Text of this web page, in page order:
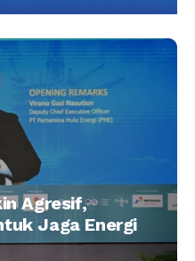
Agresif,
Jaga Energi